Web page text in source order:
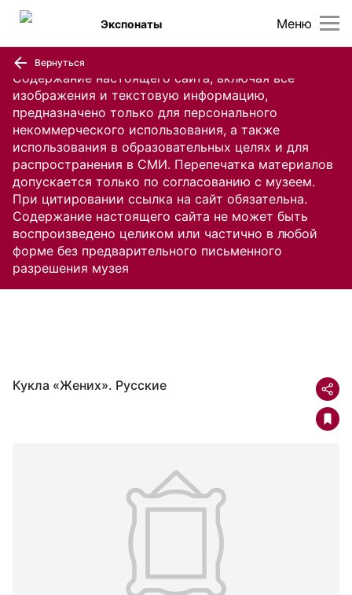
Содержание настоящего сайта, включая все
изображения и текстовую информацию,
предназначено только для персонального
некоммерческого использования, а также
использования в образовательных целях и для
распространения в СМИ. Перепечатка материалов
допускается только по согласованию с музеем.
При цитировании ссылка на сайт обязательна.
Содержание настоящего сайта не может быть
воспроизведено целиком или частично в любой
форме без предварительного письменного
разрешения музея
Меню
Экспонаты
Вернуться
Кукла «Жених». Русские